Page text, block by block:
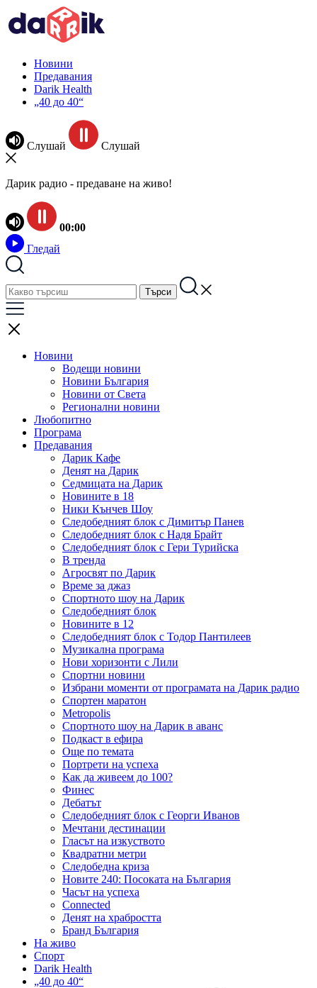
Новини
Предавания
Darik Health
„40 до 40“
Слушай Слушай
Дарик радио - предаване на живо!
00:00
Гледай
Новини
Водещи новини
Новини България
Новини от Света
Регионални новини
Любопитно
Програма
Предавания
Дарик Кафе
Денят на Дарик
Седмицата на Дарик
Новините в 18
Ники Кънчев Шоу
Следобедният блок с Димитър Панев
Следобедният блок с Надя Брайт
Следобедният блок с Гери Турийска
В тренда
Агросвят по Дарик
Време за джаз
Спортното шоу на Дарик
Следобедният блок
Новините в 12
Следобедният блок с Тодор Пантилеев
Музикална програма
Нови хоризонти с Лили
Спортни новини
Избрани моменти от програмата на Дарик радио
Спортен маратон
Metropolis
Спортното шоу на Дарик в аванс
Подкаст в ефира
Още по темата
Портрети на успеха
Как да живеем до 100?
Финес
Дебатът
Следобедният блок с Георги Иванов
Мечтани дестинации
Гласът на изкуството
Квадратни метри
Следобедна криза
Новите 240: Посоката на България
Часът на успеха
Connected
Денят на храбростта
Бранд България
На живо
Спорт
Darik Health
„40 до 40“